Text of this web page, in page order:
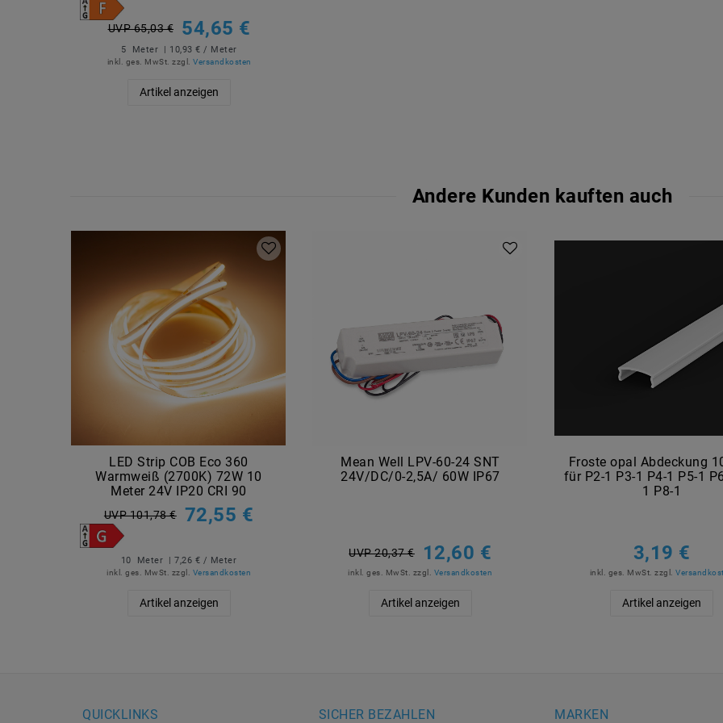
UVP 65,03 € 54,65 €
5 Meter | 10,93 € / Meter
inkl. ges. MwSt. zzgl. Versandkosten
Artikel anzeigen
Andere Kunden kauften auch
LED Strip COB Eco 360
Warmweiß (2700K) 72W 10
Meter 24V IP20 CRI 90
UVP 101,78 € 72,55 €
10 Meter | 7,26 € / Meter
inkl. ges. MwSt. zzgl. Versandkosten
Artikel anzeigen
Mean Well LPV-60-24 SNT
24V/DC/0-2,5A/ 60W IP67
UVP 20,37 € 12,60 €
inkl. ges. MwSt. zzgl. Versandkosten
Artikel anzeigen
Froste opal Abdeckung
für P2-1 P3-1 P4-1 P5-1
1 P8-1
3,19 €
inkl. ges. MwSt. zzgl.
Artikel anzeigen
QUICKLINKS SICHER BEZAHLEN MARKEN